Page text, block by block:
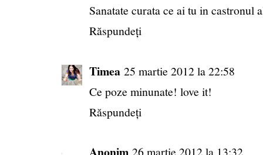
Sanatate curata ce ai tu in castronul
Răspundeți
Timea 25 martie 2012 la 22:58
Ce poze minunate! love it!
Răspundeți
26 martie 2012 la 13:32